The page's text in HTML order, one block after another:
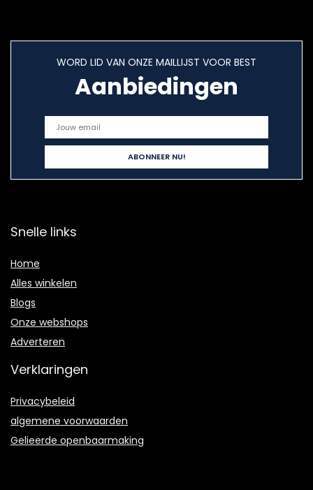
WORD LID VAN ONZE MAILLIJST VOOR BEST
Aanbiedingen
Snelle links
Home
Alles winkelen
Blogs
Onze webshops
Adverteren
Verklaringen
Privacybeleid
algemene voorwaarden
Gelieerde openbaarmaking